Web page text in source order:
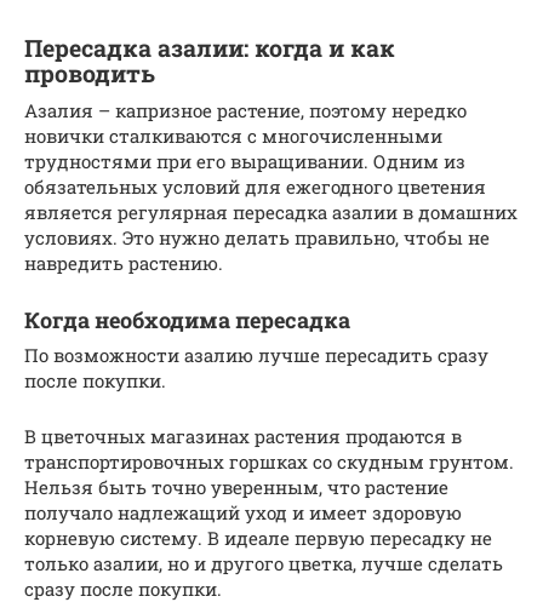
Пересадка азалии: когда и как
проводить
Азалия – капризное растение, поэтому нередко
новички сталкиваются с многочисленными
трудностями при его выращивании. Одним из
обязательных условий для ежегодного цветения
является регулярная пересадка азалии в домашних
условиях. Это нужно делать правильно, чтобы не
навредить растению.
Когда необходима пересадка
По возможности азалию лучше пересадить сразу
после покупки.
В цветочных магазинах растения продаются в
транспортировочных горшках со скудным грунтом.
Нельзя быть точно уверенным, что растение
получало надлежащий уход и имеет здоровую
корневую систему. В идеале первую пересадку не
только азалии, но и другого цветка, лучше сделать
сразу после покупки.